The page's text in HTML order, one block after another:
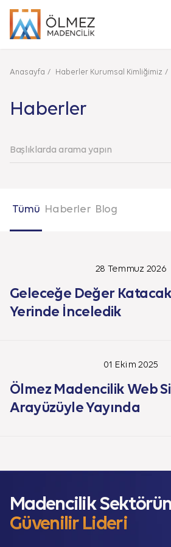
Anasayfa Haberler Kurumsal Kimliğimiz
Haberler
Tümü Haberler Blog
28 Temmuz 2026
Geleceğe Değer
Yerinde İnceledik
01 Ekim 2025
Ölmez Madencilik Web
Arayüzüyle Yayında
Madencilik
Güvenilir Lideri